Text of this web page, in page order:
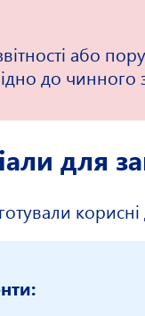
або
до чинного
для